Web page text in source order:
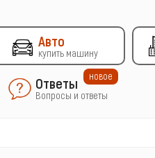
Авто
купить машину
Ответы
Вопросы и ответы
новое